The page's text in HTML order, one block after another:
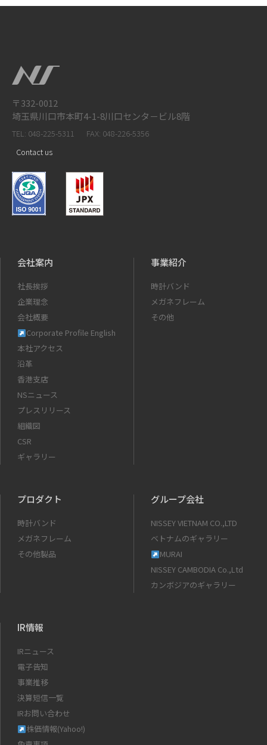
〒332-0012
埼玉県川口市本町4-1-8川口センタ－ビル8階
TEL: 048-225-5311
FAX: 048-226-5356
Contact us
会社案内
社長挨拶
企業理念
会社概要
Corporate Profile English
本社アクセス
沿革
香港支店
NSニュース
プレスリリース
組織図
CSR
ギャラリー
事業紹介
時計バンド
メガネフレーム
その他
プロダクト
時計バンド
メガネフレーム
その他製品
グループ会社
NISSEY VIETNAM CO.,LTD
ベトナムのギャラリー
MURAI
NISSEY CAMBODIA Co.,Ltd
カンボジアのギャラリー
IR情報
IRニュース
電子告知
事業推移
決算短信一覧
IRお問い合わせ
株価情報(Yahoo!)